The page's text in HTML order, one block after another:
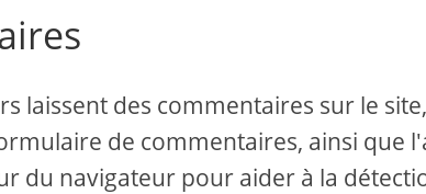
laissent des commentaires sur le
de commentaires, ainsi que
du navigateur pour aider à la